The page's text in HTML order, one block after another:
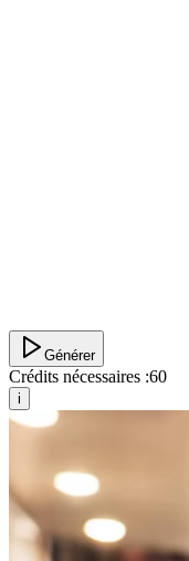
Générer
Crédits nécessaires :60
i